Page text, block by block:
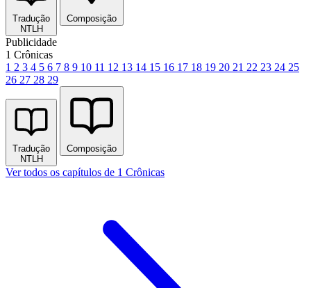
Tradução
NTLH
Composição
Publicidade
1 Crônicas
1 2 3 4 5 6 7 8 9 10 11 12 13 14 15 16 17 18 19 20 21 22 23 24 25
26 27 28 29
Tradução
NTLH
Composição
Ver todos os capítulos de 1 Crônicas